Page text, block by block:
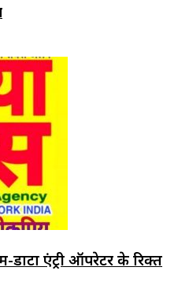
एंट्री ऑपरेटर के रिक्त